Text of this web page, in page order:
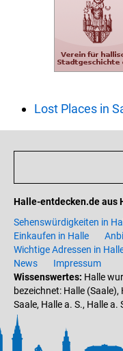
Lost Places in
Halle-entdecken.de aus
Sehenswürdigkeiten in
Einkaufen in Halle
Wichtige Adressen in
News
Impressum
Wissenswertes: Halle
bezeichnet: Halle
Saale, Halle a. S., Halle a.